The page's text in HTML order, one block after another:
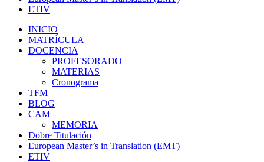
ETIV
INICIO
MATRÍCULA
DOCENCIA
PROFESORADO
MATERIAS
Cronograma
TFM
BLOG
CAM
MEMORIA
Dobre Titulación
European Master’s in Translation (EMT)
ETIV